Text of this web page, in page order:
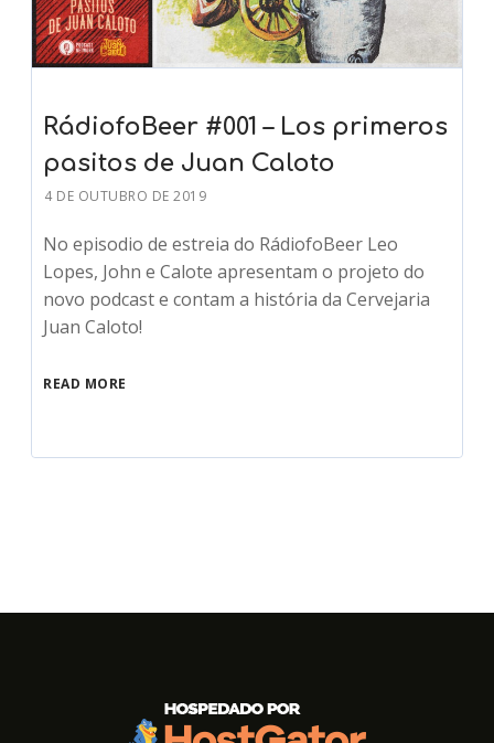
RádiofoBeer #001 – Los primeros
pasitos de Juan Caloto
4 DE OUTUBRO DE 2019
No episodio de estreia do RádiofoBeer Leo
Lopes, John e Calote apresentam o projeto do
novo podcast e contam a história da Cervejaria
Juan Caloto!
READ MORE